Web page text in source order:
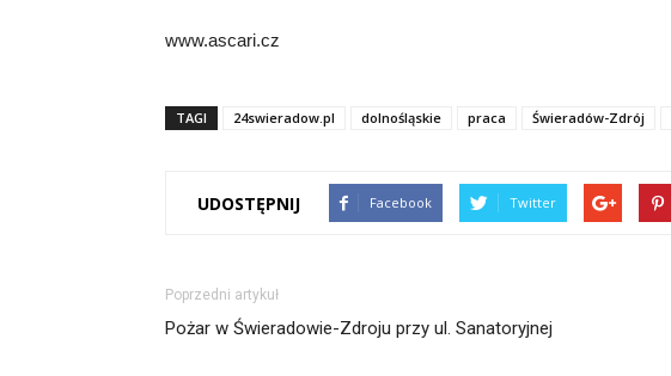
www.ascari.cz
TAGI 24swieradow.pl dolnośląskie praca Świeradów-Zdrój
UDOSTĘPNIJ Facebook Twitter
Poprzedni artykuł
Pożar w Świeradowie-Zdroju przy ul. Sanatoryjnej